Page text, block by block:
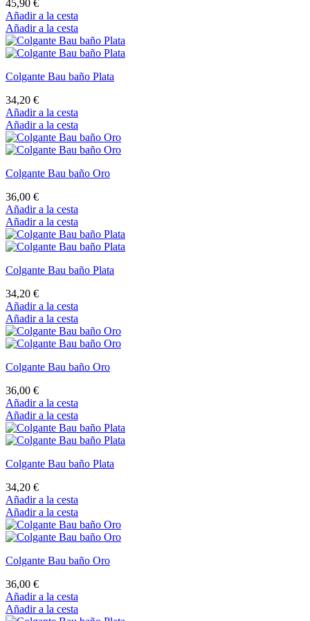
Añadir a la cesta
Añadir a la cesta
Colgante Bau baño Plata
34,20 €
Añadir a la cesta
Añadir a la cesta
Colgante Bau baño Oro
36,00 €
Añadir a la cesta
Añadir a la cesta
Colgante Bau baño Plata
34,20 €
Añadir a la cesta
Añadir a la cesta
Pulsera Bau baño Oro
41,60 €
33,28 €
Añadir a la cesta
Añadir a la cesta
Pulsera Bau baño Plata
39,60 €
31,68 €
Añadir a la cesta
Añadir a la cesta
Collar Bau baño Oro
70,90 €
Añadir a la cesta
Añadir a la cesta